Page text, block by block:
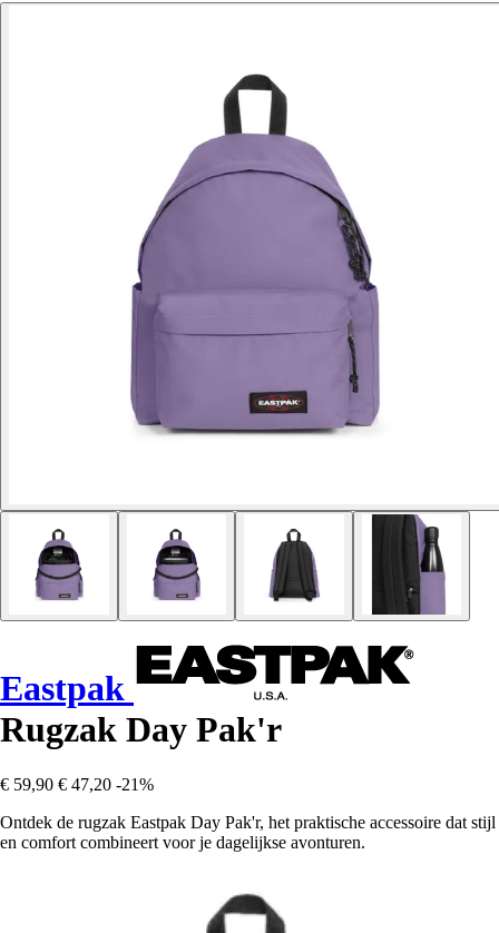
Eastpak
Rugzak Day Pak'r
€ 59,90 € 47,20 -21%
Ontdek de rugzak Eastpak Day Pak'r, het praktische accessoire dat stijl
en comfort combineert voor je dagelijkse avonturen.